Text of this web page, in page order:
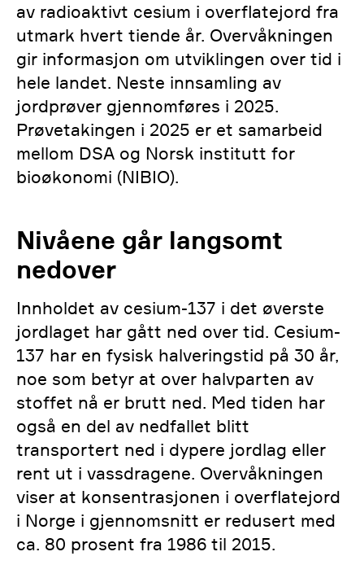
av radioaktivt cesium i overflatejord fra
utmark hvert tiende år. Overvåkningen
gir informasjon om utviklingen over tid i
hele landet. Neste innsamling av
jordprøver gjennomføres i 2025.
Prøvetakingen i 2025 er et samarbeid
mellom DSA og Norsk institutt for
bioøkonomi (NIBIO).
Nivåene går langsomt
nedover
Innholdet av cesium-137 i det øverste
jordlaget har gått ned over tid. Cesium-
137 har en fysisk halveringstid på 30 år,
noe som betyr at over halvparten av
stoffet nå er brutt ned. Med tiden har
også en del av nedfallet blitt
transportert ned i dypere jordlag eller
rent ut i vassdragene. Overvåkningen
viser at konsentrasjonen i overflatejord
i Norge i gjennomsnitt er redusert med
ca. 80 prosent fra 1986 til 2015.